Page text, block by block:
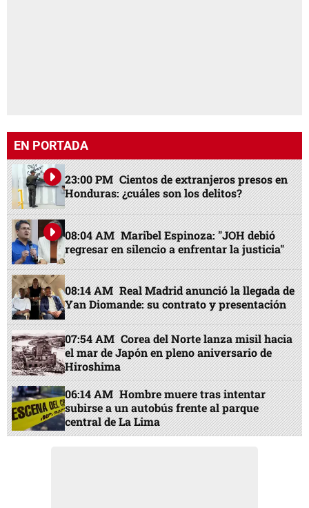
EN PORTADA
23:00 PM Cientos de extranjeros presos en
Honduras: ¿cuáles son los delitos?
08:04 AM Maribel Espinoza: "JOH debió
regresar en silencio a enfrentar la justicia"
08:14 AM Real Madrid anunció la llegada de
Yan Diomande: su contrato y presentación
07:54 AM Corea del Norte lanza misil hacia
el mar de Japón en pleno aniversario de
Hiroshima
06:14 AM Hombre muere tras intentar
subirse a un autobús frente al parque
central de La Lima